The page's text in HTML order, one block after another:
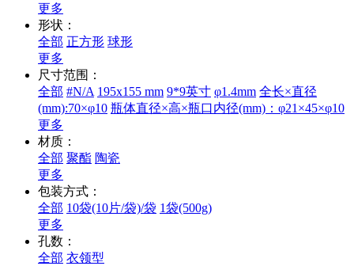
更多
形状：
全部 正方形 球形
更多
尺寸范围：
全部 #N/A 195x155 mm 9*9英寸 φ1.4mm 全长×直径
(mm):70×φ10 瓶体直径×高×瓶口内径(mm)：φ21×45×φ10
更多
材质：
全部 聚酯 陶瓷
更多
包装方式：
全部 10袋(10片/袋)/袋 1袋(500g)
更多
孔数：
全部 衣领型